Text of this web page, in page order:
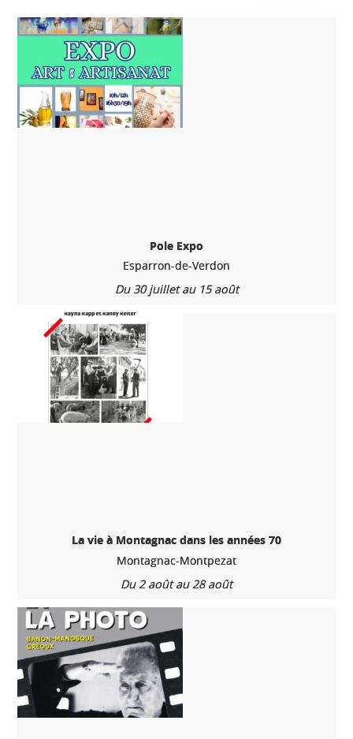
Pole Expo
Esparron-de-Verdon
Du 30 juillet au 15 août
La vie à Montagnac dans les années 70
Montagnac-Montpezat
Du 2 août au 28 août